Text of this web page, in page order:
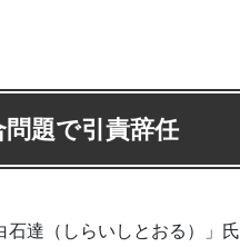
題で引責辞任
達（しらいしとおる）」